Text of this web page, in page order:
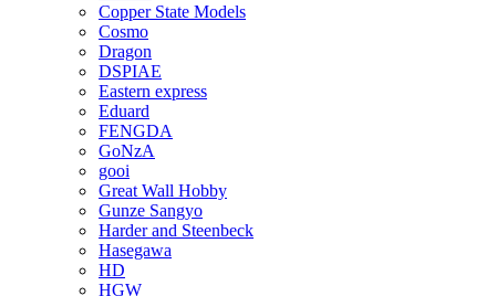
Copper State Models
Cosmo
Dragon
DSPIAE
Eastern express
Eduard
FENGDA
GoNzA
gooi
Great Wall Hobby
Gunze Sangyo
Harder and Steenbeck
Hasegawa
HD
HGW